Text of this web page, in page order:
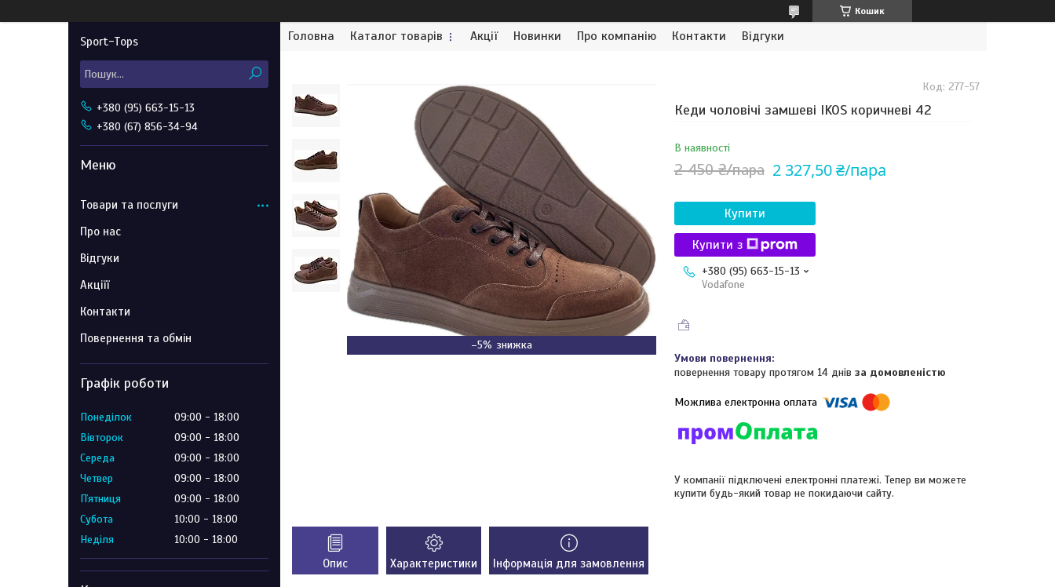
Кошик
Головна Каталог товарів Акції Новинки Про компанію Контакти Відгуки
–5%
Кеди чоловічі замшеві IKOS коричневі 42
В наявності
Код:277-57
2 450 ₴/пара 2 327,50 ₴/пара
Купити
Купити з
+380 (95) 663-15-13
Vodafone
повернення товару протягом 14 днів за домовленістю
У компанії підключені електронні платежі. Тепер ви можете
купити будь-який товар не покидаючи сайту.
Опис Характеристики Інформація для замовлення
Sport-Tops
+380 (95) 663-15-13
+380 (67) 856-34-94
Товари та послуги
Про нас
Відгуки
Акціїї
Контакти
Повернення та обмін
Графік роботи
Понеділок 09:00
18:00
Вівторок
09:00
18:00
Середа
09:00
18:00
Четвер
09:00
18:00
Пʼятниця
09:00
18:00
Субота
10:00
18:00
Неділя
10:00 18:00